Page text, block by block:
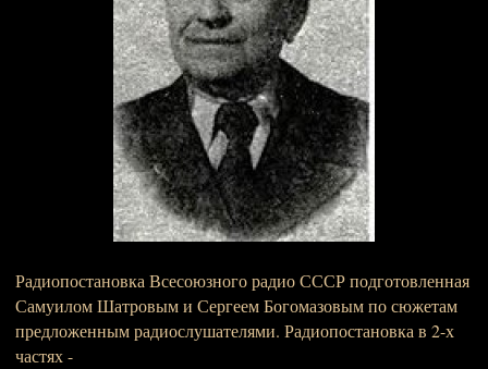
Радиопостановка Всесоюзного радио СССР подготовленная
Самуилом Шатровым и Сергеем Богомазовым по сюжетам
предложенным радиослушателями. Радиопостановка в 2-х
частях -